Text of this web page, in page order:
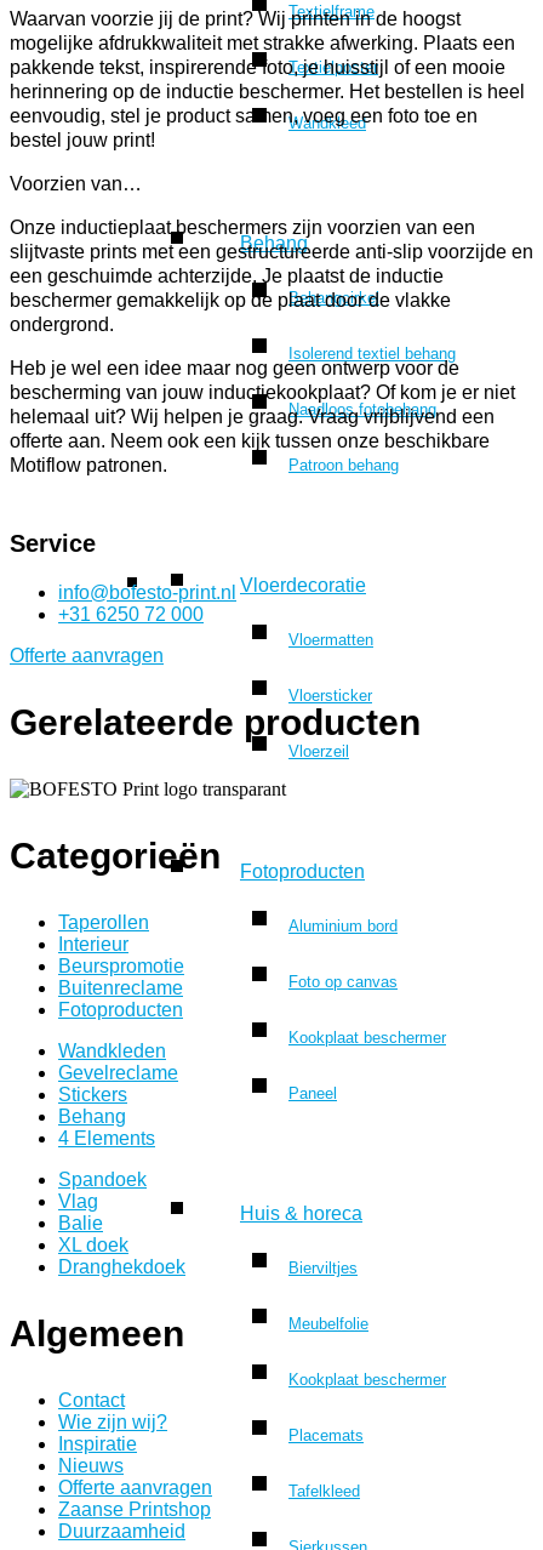
Textielframe
Textielposter
Wandkleed
Behang
Behangcirkel
Isolerend textiel behang
Naadloos fotobehang
Patroon behang
Vloerdecoratie
Vloermatten
Vloersticker
Vloerzeil
Fotoproducten
Aluminium bord
Foto op canvas
Kookplaat beschermer
Paneel
Huis & horeca
Bierviltjes
Meubelfolie
Kookplaat beschermer
Placemats
Tafelkleed
Waarvan voorzie jij de print? Wij printen in de hoogst
mogelijke afdrukkwaliteit met strakke afwerking. Plaats een
pakkende tekst, inspirerende foto, je huisstijl of een mooie
herinnering op de inductie beschermer. Het bestellen is heel
eenvoudig, stel je product samen, voeg een foto toe en
bestel jouw print!
Voorzien van…
Onze inductieplaat beschermers zijn voorzien van een
slijtvaste prints met een gestructureerde anti-slip voorzijde en
een geschuimde achterzijde. Je plaatst de inductie
beschermer gemakkelijk op de plaat door de vlakke
ondergrond.
Heb je wel een idee maar nog geen ontwerp voor de
bescherming van jouw inductiekookplaat? Of kom je er niet
helemaal uit? Wij helpen je graag. Vraag vrijblijvend een
offerte aan. Neem ook een kijk tussen onze beschikbare
Motiflow patronen.
Service
info@bofesto-print.nl
+31 6250 72 000
Offerte aanvragen
Gerelateerde producten
Categorieën
Taperollen
Interieur
Beurspromotie
Buitenreclame
Fotoproducten
Wandkleden
Gevelreclame
Stickers
Behang
4 Elements
Spandoek
Vlag
Balie
XL doek
Dranghekdoek
Algemeen
Contact
Wie zijn wij?
Inspiratie
Nieuws
Offerte aanvragen
Zaanse Printshop
Duurzaamheid